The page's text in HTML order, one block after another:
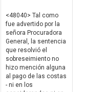
<48040> Tal como
fue advertido por la
señora Procuradora
General, la sentencia
que resolvió el
sobreseimiento no
hizo mención alguna
al pago de las costas
- ni en los